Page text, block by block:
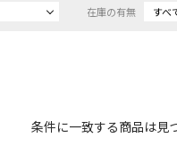
在庫の有無 すべ
条件に一致する商品は見